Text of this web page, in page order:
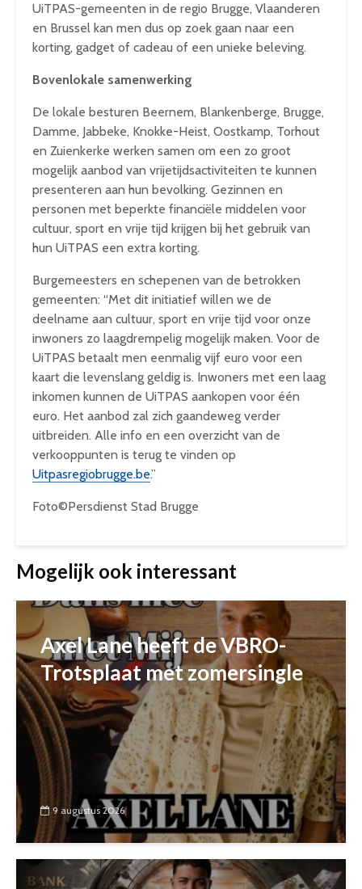
UiTPAS-gemeenten in de regio Brugge, Vlaanderen
en Brussel kan men dus op zoek gaan naar een
korting, gadget of cadeau of een unieke beleving.
Bovenlokale samenwerking
De lokale besturen Beernem, Blankenberge, Brugge,
Damme, Jabbeke, Knokke-Heist, Oostkamp, Torhout
en Zuienkerke werken samen om een zo groot
mogelijk aanbod van vrijetijdsactiviteiten te kunnen
presenteren aan hun bevolking. Gezinnen en
personen met beperkte financiële middelen voor
cultuur, sport en vrije tijd krijgen bij het gebruik van
hun UiTPAS een extra korting.
Burgemeesters en schepenen van de betrokken
gemeenten: “Met dit initiatief willen we de
deelname aan cultuur, sport en vrije tijd voor onze
inwoners zo laagdrempelig mogelijk maken. Voor de
UiTPAS betaalt men eenmalig vijf euro voor een
kaart die levenslang geldig is. Inwoners met een laag
inkomen kunnen de UiTPAS aankopen voor één
euro. Het aanbod zal zich gaandeweg verder
uitbreiden. Alle info en een overzicht van de
verkooppunten is terug te vinden op
Uitpasregiobrugge.be.”
Foto©Persdienst Stad Brugge
Mogelijk ook interessant
Axel Lane heeft de VBRO-
Trotsplaat met zomersingle
9 augustus 2026